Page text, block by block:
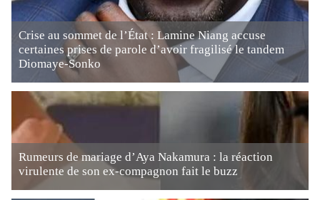
Crise au sommet de l’État : Lamine Niang accuse
certaines prises de parole d’avoir fragilisé le tandem
Diomaye-Sonko
Rumeurs de mariage d’Aya Nakamura : la réaction
virulente de son ex-compagnon fait le buzz